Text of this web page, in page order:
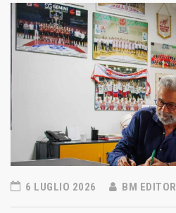
6 LUGLIO 2026 BM EDITOR